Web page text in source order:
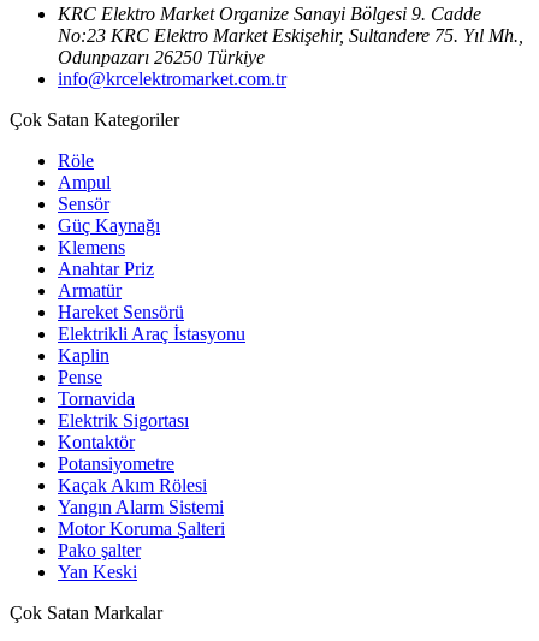
KRC Elektro Market Organize Sanayi Bölgesi 9. Cadde
No:23 KRC Elektro Market Eskişehir, Sultandere 75. Yıl Mh.,
Odunpazarı 26250 Türkiye
info@krcelektromarket.com.tr
Çok Satan Kategoriler
Röle
Ampul
Sensör
Güç Kaynağı
Klemens
Anahtar Priz
Armatür
Hareket Sensörü
Elektrikli Araç İstasyonu
Kaplin
Pense
Tornavida
Elektrik Sigortası
Kontaktör
Potansiyometre
Kaçak Akım Rölesi
Yangın Alarm Sistemi
Motor Koruma Şalteri
Pako şalter
Yan Keski
Çok Satan Markalar